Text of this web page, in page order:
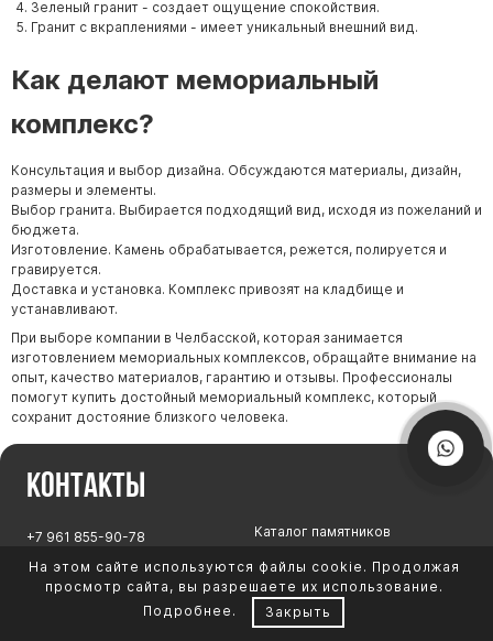
Зеленый гранит - создает ощущение спокойствия.
Гранит с вкраплениями - имеет уникальный внешний вид.
Как делают мемориальный
комплекс?
Консультация и выбор дизайна. Обсуждаются материалы, дизайн,
размеры и элементы.
Выбор гранита. Выбирается подходящий вид, исходя из пожеланий и
бюджета.
Изготовление. Камень обрабатывается, режется, полируется и
гравируется.
Доставка и установка. Комплекс привозят на кладбище и
устанавливают.
При выборе компании в Челбасской, которая занимается
изготовлением мемориальных комплексов, обращайте внимание на
опыт, качество материалов, гарантию и отзывы. Профессионалы
помогут купить достойный мемориальный комплекс, который
сохранит достояние близкого человека.
Контакты
+7 961 855-90-78
Каталог памятников
Литьевой мрамор
Фото на стекле
Реставрация фото
На этом сайте используются файлы cookie. Продолжая
просмотр сайта, вы разрешаете их использование.
Подробнее . Закрыть